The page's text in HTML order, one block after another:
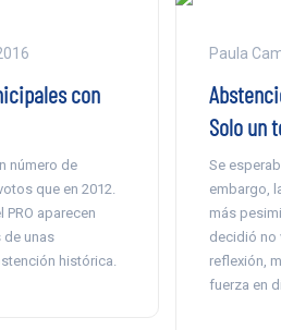
con
número de
que en 2012.
PRO aparecen
unas
histórica.
Paula
Solo un
Se
embargo,
más
decidió no
reflexión,
fuerza en